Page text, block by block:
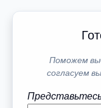
Поможем
согласуем